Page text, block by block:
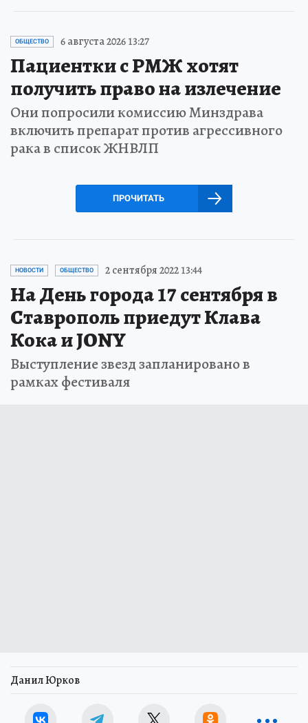
ОБЩЕСТВО 6 августа 2026 13:27
Пациентки с РМЖ хотят
получить право на излечение
Они попросили комиссию Минздрава
включить препарат против агрессивного
рака в список ЖНВЛП
ПРОЧИТАТЬ
НОВОСТИ ОБЩЕСТВО 2 сентября 2022 13:44
На День города 17 сентября в
Ставрополь приедут Клава
Кока и JONY
Выступление звезд запланировано в
рамках фестиваля
Данил Юрков